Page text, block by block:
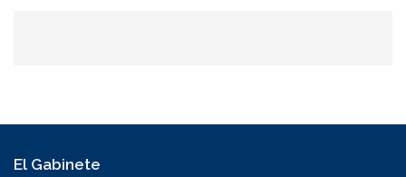
El Gabinete